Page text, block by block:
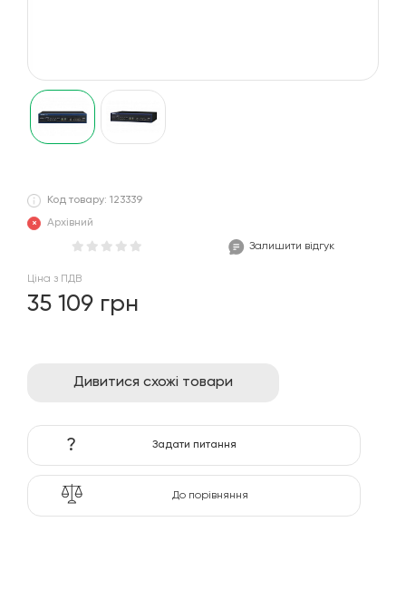
Код товару: 123339
Архівний
Залишити відгук
Ціна з ПДВ
35 109 грн
Дивитися схожі товари
? Задати питання
До порівняння